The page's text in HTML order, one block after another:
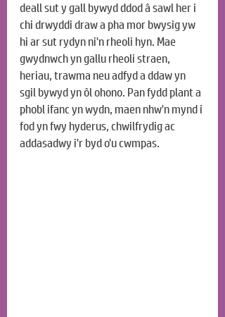
deall sut y gall bywyd ddod â sawl her i
chi drwyddi draw a pha mor bwysig yw
hi ar sut rydyn ni'n rheoli hyn. Mae
gwydnwch yn gallu rheoli straen,
heriau, trawma neu adfyd a ddaw yn
sgil bywyd yn ôl ohono. Pan fydd plant a
phobl ifanc yn wydn, maen nhw'n mynd i
fod yn fwy hyderus, chwilfrydig ac
addasadwy i'r byd o'u cwmpas.